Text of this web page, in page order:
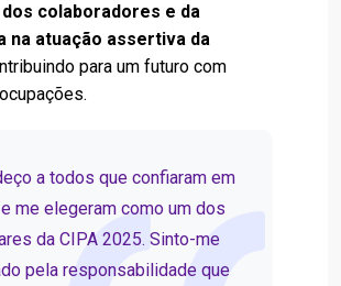
colaboradores e da
na atuação assertiva da
para um futuro com
a todos que confiaram em
me elegeram como um dos
da CIPA 2025. Sinto-me
pela responsabilidade que